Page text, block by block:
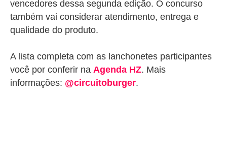
vencedores dessa segunda edição. O concurso
também vai considerar atendimento, entrega e
qualidade do produto.
A lista completa com as lanchonetes participantes
você por conferir na Agenda HZ. Mais
informações: @circuitoburger.